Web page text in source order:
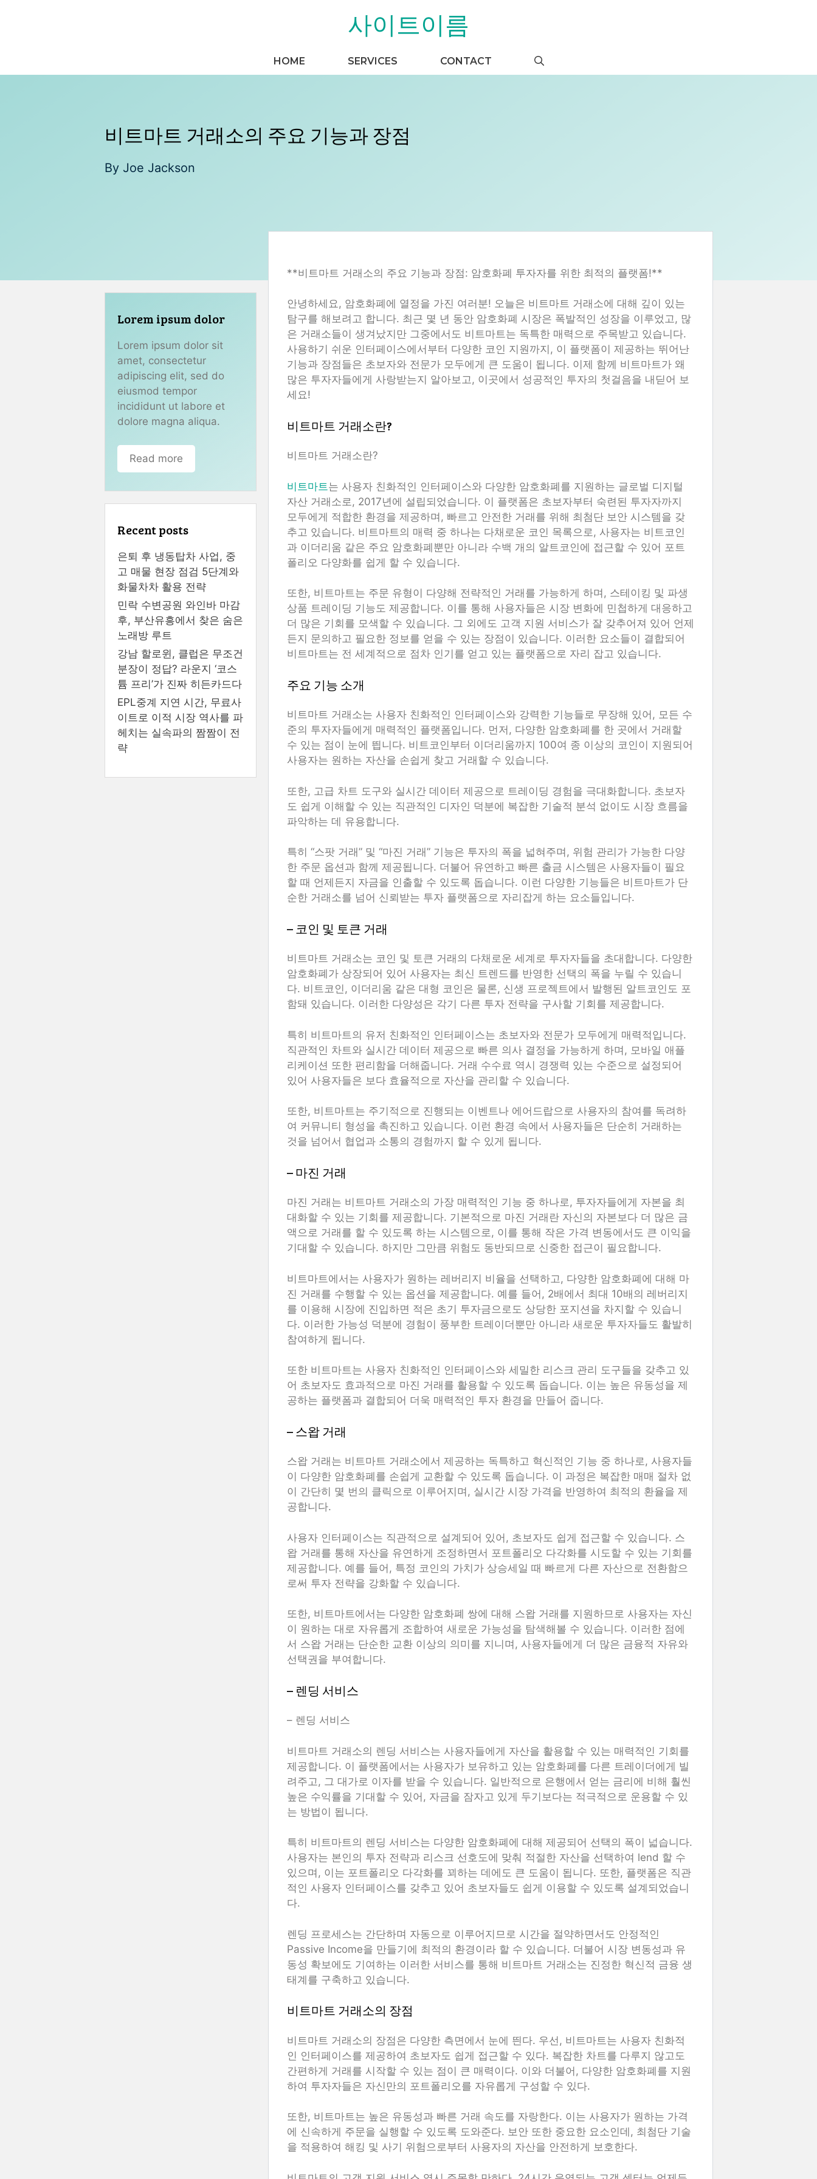
사이트이름
HOME SERVICES CONTACT
비트마트 거래소의 주요 기능과 장점
By Joe Jackson
**비트마트 거래소의 주요 기능과 장점: 암호화폐 투자자를 위한 최적의 플랫폼!**
안녕하세요, 암호화폐에 열정을 가진 여러분! 오늘은 비트마트 거래소에 대해 깊이 있는
탐구를 해보려고 합니다. 최근 몇 년 동안 암호화폐 시장은 폭발적인 성장을 이루었고, 많
은 거래소들이 생겨났지만 그중에서도 비트마트는 독특한 매력으로 주목받고 있습니다.
사용하기 쉬운 인터페이스에서부터 다양한 코인 지원까지, 이 플랫폼이 제공하는 뛰어난
기능과 장점들은 초보자와 전문가 모두에게 큰 도움이 됩니다. 이제 함께 비트마트가 왜
많은 투자자들에게 사랑받는지 알아보고, 이곳에서 성공적인 투자의 첫걸음을 내딛어 보
세요!
비트마트 거래소란?
비트마트 거래소란?
비트마트 는 사용자 친화적인 인터페이스와 다양한 암호화폐를 지원하는 글로벌 디지털
자산 거래소로, 2017년에 설립되었습니다. 이 플랫폼은 초보자부터 숙련된 투자자까지
모두에게 적합한 환경을 제공하며, 빠르고 안전한 거래를 위해 최첨단 보안 시스템을 갖
추고 있습니다. 비트마트의 매력 중 하나는 다채로운 코인 목록으로, 사용자는 비트코인
과 이더리움 같은 주요 암호화폐뿐만 아니라 수백 개의 알트코인에 접근할 수 있어 포트
폴리오 다양화를 쉽게 할 수 있습니다.
또한, 비트마트는 주문 유형이 다양해 전략적인 거래를 가능하게 하며, 스테이킹 및 파생
상품 트레이딩 기능도 제공합니다. 이를 통해 사용자들은 시장 변화에 민첩하게 대응하고
더 많은 기회를 모색할 수 있습니다. 그 외에도 고객 지원 서비스가 잘 갖추어져 있어 언제
든지 문의하고 필요한 정보를 얻을 수 있는 장점이 있습니다. 이러한 요소들이 결합되어
비트마트는 전 세계적으로 점차 인기를 얻고 있는 플랫폼으로 자리 잡고 있습니다.
주요 기능 소개
비트마트 거래소는 사용자 친화적인 인터페이스와 강력한 기능들로 무장해 있어, 모든 수
준의 투자자들에게 매력적인 플랫폼입니다. 먼저, 다양한 암호화폐를 한 곳에서 거래할
수 있는 점이 눈에 띕니다. 비트코인부터 이더리움까지 100여 종 이상의 코인이 지원되어
사용자는 원하는 자산을 손쉽게 찾고 거래할 수 있습니다.
또한, 고급 차트 도구와 실시간 데이터 제공으로 트레이딩 경험을 극대화합니다. 초보자
도 쉽게 이해할 수 있는 직관적인 디자인 덕분에 복잡한 기술적 분석 없이도 시장 흐름을
파악하는 데 유용합니다.
특히 “스팟 거래” 및 “마진 거래” 기능은 투자의 폭을 넓혀주며, 위험 관리가 가능한 다양
한 주문 옵션과 함께 제공됩니다. 더불어 유연하고 빠른 출금 시스템은 사용자들이 필요
할 때 언제든지 자금을 인출할 수 있도록 돕습니다. 이런 다양한 기능들은 비트마트가 단
순한 거래소를 넘어 신뢰받는 투자 플랫폼으로 자리잡게 하는 요소들입니다.
– 코인 및 토큰 거래
비트마트 거래소는 코인 및 토큰 거래의 다채로운 세계로 투자자들을 초대합니다. 다양한
암호화폐가 상장되어 있어 사용자는 최신 트렌드를 반영한 선택의 폭을 누릴 수 있습니
다. 비트코인, 이더리움 같은 대형 코인은 물론, 신생 프로젝트에서 발행된 알트코인도 포
함돼 있습니다. 이러한 다양성은 각기 다른 투자 전략을 구사할 기회를 제공합니다.
특히 비트마트의 유저 친화적인 인터페이스는 초보자와 전문가 모두에게 매력적입니다.
직관적인 차트와 실시간 데이터 제공으로 빠른 의사 결정을 가능하게 하며, 모바일 애플
리케이션 또한 편리함을 더해줍니다. 거래 수수료 역시 경쟁력 있는 수준으로 설정되어
있어 사용자들은 보다 효율적으로 자산을 관리할 수 있습니다.
또한, 비트마트는 주기적으로 진행되는 이벤트나 에어드랍으로 사용자의 참여를 독려하
여 커뮤니티 형성을 촉진하고 있습니다. 이런 환경 속에서 사용자들은 단순히 거래하는
것을 넘어서 협업과 소통의 경험까지 할 수 있게 됩니다.
– 마진 거래
마진 거래는 비트마트 거래소의 가장 매력적인 기능 중 하나로, 투자자들에게 자본을 최
대화할 수 있는 기회를 제공합니다. 기본적으로 마진 거래란 자신의 자본보다 더 많은 금
액으로 거래를 할 수 있도록 하는 시스템으로, 이를 통해 작은 가격 변동에서도 큰 이익을
기대할 수 있습니다. 하지만 그만큼 위험도 동반되므로 신중한 접근이 필요합니다.
비트마트에서는 사용자가 원하는 레버리지 비율을 선택하고, 다양한 암호화폐에 대해 마
진 거래를 수행할 수 있는 옵션을 제공합니다. 예를 들어, 2배에서 최대 10배의 레버리지
를 이용해 시장에 진입하면 적은 초기 투자금으로도 상당한 포지션을 차지할 수 있습니
다. 이러한 가능성 덕분에 경험이 풍부한 트레이더뿐만 아니라 새로운 투자자들도 활발히
참여하게 됩니다.
또한 비트마트는 사용자 친화적인 인터페이스와 세밀한 리스크 관리 도구들을 갖추고 있
어 초보자도 효과적으로 마진 거래를 활용할 수 있도록 돕습니다. 이는 높은 유동성을 제
공하는 플랫폼과 결합되어 더욱 매력적인 투자 환경을 만들어 줍니다.
– 스왑 거래
스왑 거래는 비트마트 거래소에서 제공하는 독특하고 혁신적인 기능 중 하나로, 사용자들
이 다양한 암호화폐를 손쉽게 교환할 수 있도록 돕습니다. 이 과정은 복잡한 매매 절차 없
이 간단히 몇 번의 클릭으로 이루어지며, 실시간 시장 가격을 반영하여 최적의 환율을 제
공합니다.
사용자 인터페이스는 직관적으로 설계되어 있어, 초보자도 쉽게 접근할 수 있습니다. 스
왑 거래를 통해 자산을 유연하게 조정하면서 포트폴리오 다각화를 시도할 수 있는 기회를
제공합니다. 예를 들어, 특정 코인의 가치가 상승세일 때 빠르게 다른 자산으로 전환함으
로써 투자 전략을 강화할 수 있습니다.
또한, 비트마트에서는 다양한 암호화폐 쌍에 대해 스왑 거래를 지원하므로 사용자는 자신
이 원하는 대로 자유롭게 조합하여 새로운 가능성을 탐색해볼 수 있습니다. 이러한 점에
서 스왑 거래는 단순한 교환 이상의 의미를 지니며, 사용자들에게 더 많은 금융적 자유와
선택권을 부여합니다.
– 렌딩 서비스
– 렌딩 서비스
비트마트 거래소의 렌딩 서비스는 사용자들에게 자산을 활용할 수 있는 매력적인 기회를
제공합니다. 이 플랫폼에서는 사용자가 보유하고 있는 암호화폐를 다른 트레이더에게 빌
려주고, 그 대가로 이자를 받을 수 있습니다. 일반적으로 은행에서 얻는 금리에 비해 훨씬
높은 수익률을 기대할 수 있어, 자금을 잠자고 있게 두기보다는 적극적으로 운용할 수 있
는 방법이 됩니다.
특히 비트마트의 렌딩 서비스는 다양한 암호화폐에 대해 제공되어 선택의 폭이 넓습니다.
사용자는 본인의 투자 전략과 리스크 선호도에 맞춰 적절한 자산을 선택하여 lend 할 수
있으며, 이는 포트폴리오 다각화를 꾀하는 데에도 큰 도움이 됩니다. 또한, 플랫폼은 직관
적인 사용자 인터페이스를 갖추고 있어 초보자들도 쉽게 이용할 수 있도록 설계되었습니
다.
렌딩 프로세스는 간단하며 자동으로 이루어지므로 시간을 절약하면서도 안정적인
Passive Income을 만들기에 최적의 환경이라 할 수 있습니다. 더불어 시장 변동성과 유
동성 확보에도 기여하는 이러한 서비스를 통해 비트마트 거래소는 진정한 혁신적 금융 생
태계를 구축하고 있습니다.
비트마트 거래소의 장점
비트마트 거래소의 장점은 다양한 측면에서 눈에 띈다. 우선, 비트마트는 사용자 친화적
인 인터페이스를 제공하여 초보자도 쉽게 접근할 수 있다. 복잡한 차트를 다루지 않고도
간편하게 거래를 시작할 수 있는 점이 큰 매력이다. 이와 더불어, 다양한 암호화폐를 지원
하여 투자자들은 자신만의 포트폴리오를 자유롭게 구성할 수 있다.
또한, 비트마트는 높은 유동성과 빠른 거래 속도를 자랑한다. 이는 사용자가 원하는 가격
에 신속하게 주문을 실행할 수 있도록 도와준다. 보안 또한 중요한 요소인데, 최첨단 기술
을 적용하여 해킹 및 사기 위험으로부터 사용자의 자산을 안전하게 보호한다.
Lorem ipsum dolor
Lorem ipsum dolor sit
amet, consectetur
adipiscing elit, sed do
eiusmod tempor
incididunt ut labore et
dolore magna aliqua.
Read more
Recent posts
은퇴 후 냉동탑차 사업, 중
고 매물 현장 점검 5단계와
화물차차 활용 전략
민락 수변공원 와인바 마감
후, 부산유흥에서 찾은 숨은
노래방 루트
강남 할로윈, 클럽은 무조건
분장이 정답? 라운지 ‘코스
튬 프리’가 진짜 히든카드다
EPL중계 지연 시간, 무료사
이트로 이적 시장 역사를 파
헤치는 실속파의 짬짬이 전
략